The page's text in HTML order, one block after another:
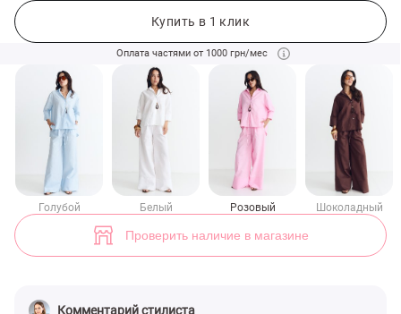
Купить в 1 клик
Оплата частями от 1000 грн/мес
Голубой Белый Розовый Шоколадный
Проверить наличие в магазине
Комментарий стилиста
Розовые льняные брюки свободного прямого кроя (арт. 50318) ♡